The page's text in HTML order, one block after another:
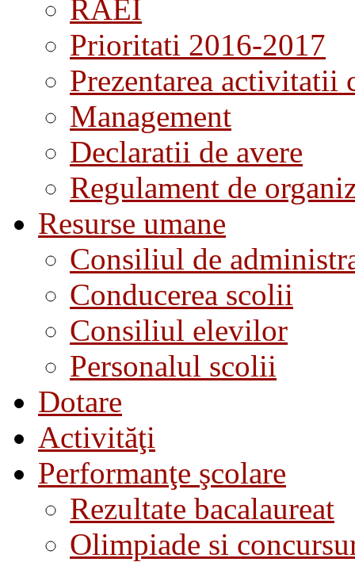
RAEI
Prioritati 2016-2017
Prezentarea activitatii
Management
Declaratii de avere
Regulament de
Resurse umane
Consiliul de
Conducerea scolii
Consiliul elevilor
Personalul scolii
Dotare
Activităţi
Performanţe şcolare
Rezultate bacalaureat
Olimpiade si